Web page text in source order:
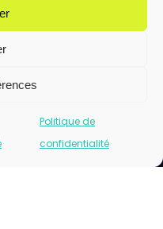
Politique de
confidentialité